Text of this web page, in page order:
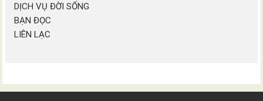
DỊCH VỤ ĐỜI SỐNG
BẠN ĐỌC
LIÊN LẠC